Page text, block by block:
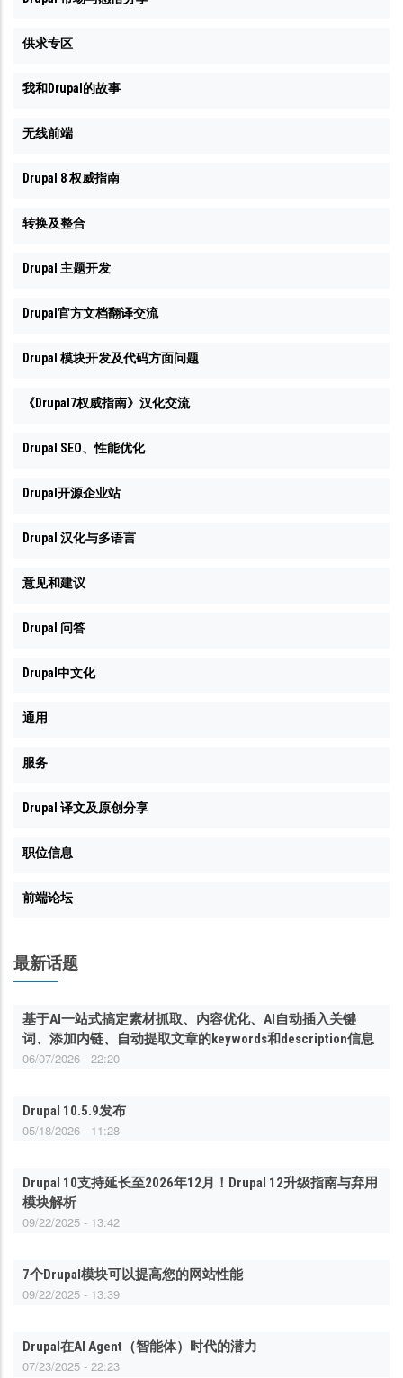
供求专区
我和Drupal的故事
无线前端
Drupal 8 权威指南
转换及整合
Drupal 主题开发
Drupal官方文档翻译交流
Drupal 模块开发及代码方面问题
《Drupal7权威指南》汉化交流
Drupal SEO、性能优化
Drupal开源企业站
Drupal 汉化与多语言
意见和建议
Drupal 问答
Drupal中文化
通用
服务
Drupal 译文及原创分享
职位信息
前端论坛
最新话题
基于AI一站式搞定素材抓取、内容优化、AI自动插入关键
词、添加内链、自动提取文章的keywords和description信息
06/07/2026 - 22:20
Drupal 10.5.9发布
05/18/2026 - 11:28
Drupal 10支持延长至2026年12月！Drupal 12升级指南与弃用
模块解析
09/22/2025 - 13:42
7个Drupal模块可以提高您的网站性能
09/22/2025 - 13:39
Drupal在AI Agent（智能体）时代的潜力
07/23/2025 - 22:23